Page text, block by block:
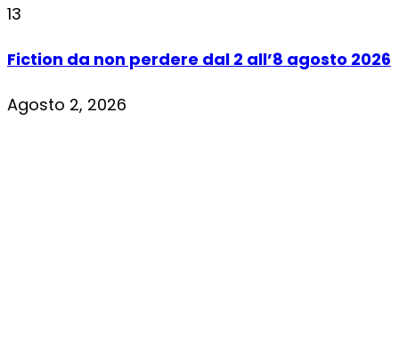
13
Fiction da non perdere dal 2 all’8 agosto 2026
Agosto 2, 2026